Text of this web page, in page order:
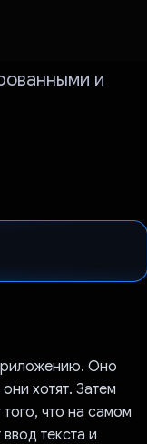
и
Оно
хотят. Затем
что на самом
текста и